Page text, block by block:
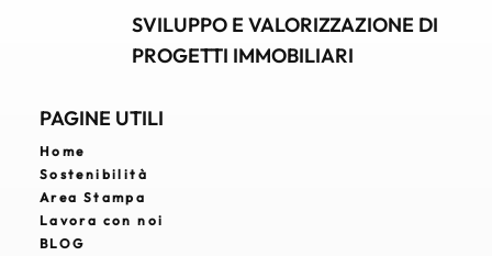
Real Estate Developer: chi è, cosa fa e
perché è strategico nello sviluppo
immobiliare
SVILUPPO E VALORIZZAZIONE DI
PROGETTI IMMOBILIARI
PAGINE UTILI
Home
Sostenibilità
Area Stampa
Lavora con noi
BLOG